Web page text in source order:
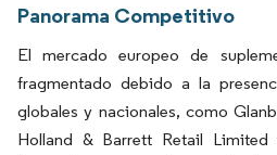
Panorama Competitivo
El mercado europeo de
fragmentado debido a la
globales y nacionales, como
Holland & Barrett Retail Limited